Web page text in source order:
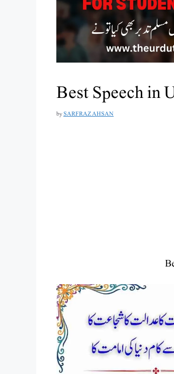
Best Speech in
bySARFRAZ AHSAN